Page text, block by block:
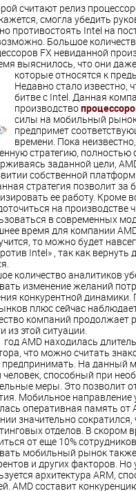
считают релиз
смогла убедить
противостоять Intel на
Большое
FX невиданной
выяснилось, что они
которые относятся к
Недавно стало известно,
битве с Intel. Данная
производство
силы на мобильный
предпримет
времени. Пока
стратегию,
заданной цели,
собственной
стратегия позволит за
ее работу. Кроме
на производстве
в современных
время для компании
то можно будет
Intel» , так как
количество аналитиков
изменение желаний
конкурентной
плюс сейчас
компаний продолжает
этой ситуации.
год AMD находилась
что можно считать
предпринимать. На
способный при
меры. Это позволит
Мобильное направление
оперативная память от
значительно сократился,
отделов. В скором
от еще 10% сотрудников.
мобильный рынок также
и других факторов.
архитектура ARM,
AMD составит